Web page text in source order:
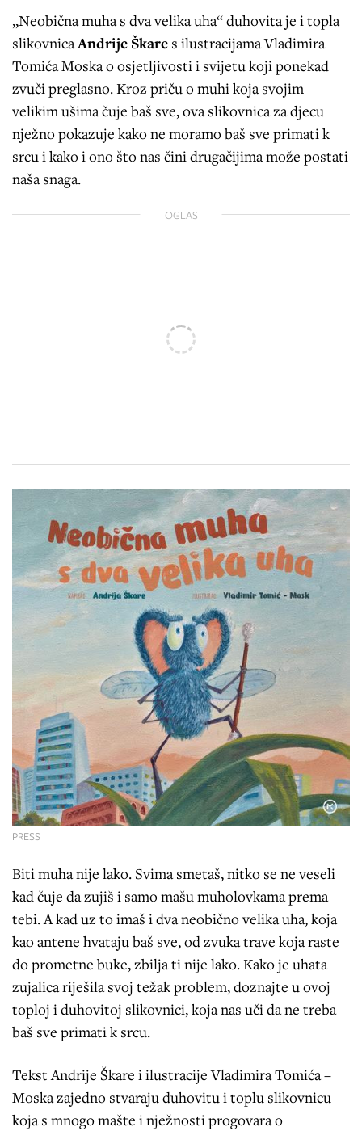
„Neobična muha s dva velika uha“ duhovita je i topla
slikovnicaAndrije Škare s ilustracijama Vladimira
Tomića Moska o osjetljivosti i svijetu koji ponekad
zvuči preglasno. Kroz priču o muhi koja svojim
velikim ušima čuje baš sve, ova slikovnica za djecu
nježno pokazuje kako ne moramo baš sve primati k
srcu i kako i ono što nas čini drugačijima može postati
naša snaga.
OGLAS
PRESS
Biti muha nije lako. Svima smetaš, nitko se ne veseli
kad čuje da zujiš i samo mašu muholovkama prema
tebi. A kad uz to imaš i dva neobično velika uha, koja
kao antene hvataju baš sve, od zvuka trave koja raste
do prometne buke, zbilja ti nije lako. Kako je uhata
zujalica riješila svoj težak problem, doznajte u ovoj
toploj i duhovitoj slikovnici, koja nas uči da ne treba
baš sve primati k srcu.
Tekst Andrije Škare i ilustracije Vladimira Tomića –
Moska zajedno stvaraju duhovitu i toplu slikovnicu
koja s mnogo mašte i nježnosti progovara o